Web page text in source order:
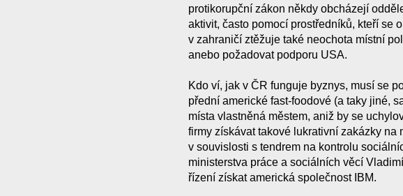
protikorupční zákon někdy obcházejí
aktivit, často pomocí prostředníků, kteří se
v zahraničí ztěžuje také neochota místní
anebo požadovat podporu USA.
Kdo ví, jak v ČR funguje byznys, musí se
přední americké fast-foodové (a taky jiné,
místa vlastněná městem, aniž by se
firmy získávat takové lukrativní zakázky na
v souvislosti s tendrem na kontrolu
ministerstva práce a sociálních věcí
řízení získat americká společnost IBM.